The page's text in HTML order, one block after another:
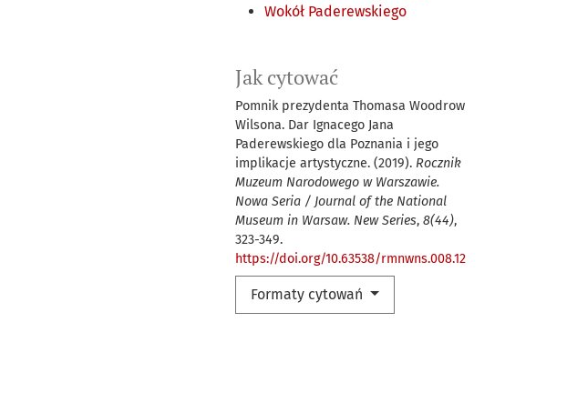
Wokół Paderewskiego
Jak cytować
Pomnik prezydenta Thomasa Woodrow
Wilsona. Dar Ignacego Jana
Paderewskiego dla Poznania i jego
implikacje artystyczne. (2019). Rocznik
Muzeum Narodowego w Warszawie.
Nowa Seria / Journal of the National
Museum in Warsaw. New Series, 8(44),
323-349.
https://doi.org/10.63538/rmnwns.008.12
Formaty cytowań